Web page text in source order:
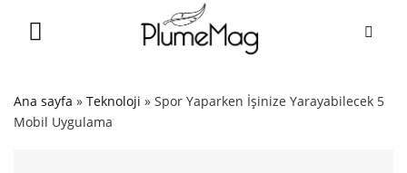
Ana sayfa » Teknoloji » Spor Yaparken İşinize Yarayabilecek 5
Mobil Uygulama